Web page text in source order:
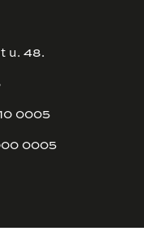
u. 48.
0005
0005